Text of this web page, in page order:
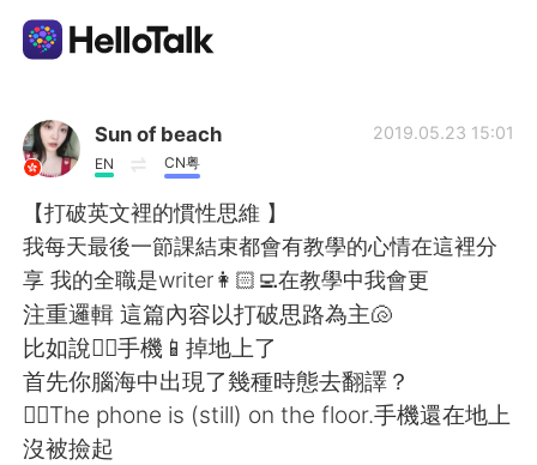
Aplikasi Pertukaran Bahasa
AI Grammar Checker
Indonesia
English 简体中文
繁體中文 Español
Sun of beach
EN CN粤
2019.05.23 15:01
【打破英文裡的慣性思維 】
我每天最後一節課結束都會有教學的心情在這裡分
享 我的全職是writer👩🏻‍💻在教學中我會更
注重邏輯 這篇內容以打破思路為主🐚
比如說👉🏻手機📱掉地上了
首先你腦海中出現了幾種時態去翻譯？
✍🏻The phone is (still) on the floor.手機還在地上
沒被撿起